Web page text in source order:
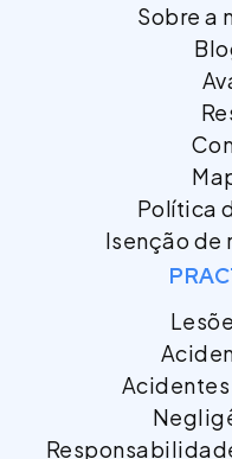
Sobre a
Política
Isenção